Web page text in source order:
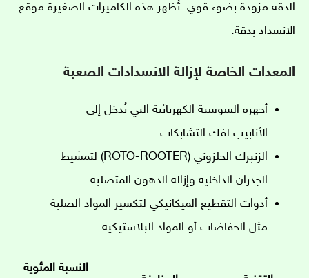
الدقة مزودة بضوء قوي. تُظهر هذه الكاميرات الصغيرة موقع
الانسداد بدقة.
المعدات الخاصة لإزالة الانسدادات الصعبة
أجهزة السوستة الكهربائية التي تُدخل إلى
الأنابيب لفك التشابكات.
الزنبرك الحلزوني (ROTO-ROOTER) لتمشيط
الجدران الداخلية وإزالة الدهون المتصلبة.
أدوات التقطيع الميكانيكي لتكسير المواد الصلبة
مثل الحفاضات أو المواد البلاستيكية.
النسبة المئوية